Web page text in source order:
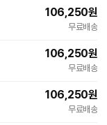
106,250원
무료배송
106,250원
무료배송
106,250원
무료배송